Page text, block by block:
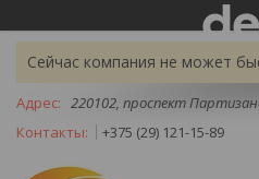
Сейчас компания не может
220102, проспект
+375 (29) 121-15-89